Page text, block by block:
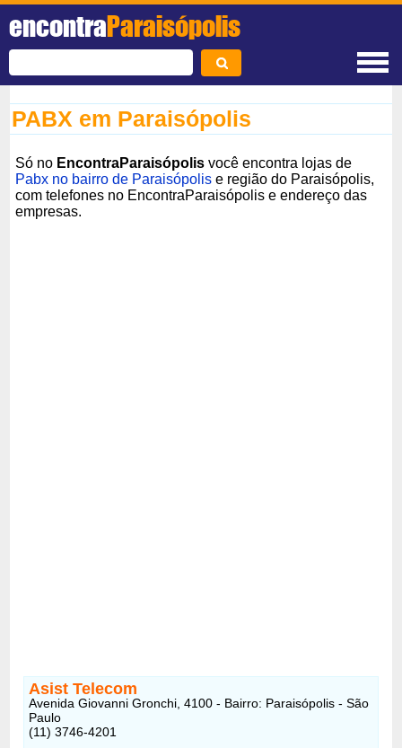
encontraParaisópolis
PABX em Paraisópolis
Só no EncontraParaisópolis você encontra lojas de
Pabx no bairro de Paraisópolis e região do Paraisópolis,
com telefones no EncontraParaisópolis e endereço das
empresas.
Asist Telecom
Avenida Giovanni Gronchi, 4100 - Bairro: Paraisópolis - São
Paulo
(11) 3746-4201